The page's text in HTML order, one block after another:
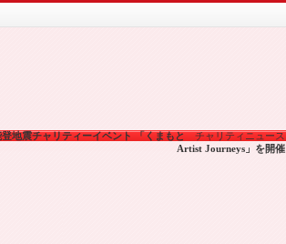
チャリティニュース
地震チャリティーイベント 「くまもと
Artist Journeys」を開催